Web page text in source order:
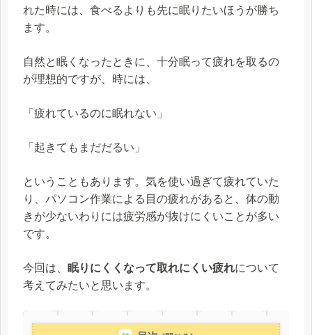
れた時には、食べるよりも先に眠りたいほうが勝ち
ます。
自然と眠くなったときに、十分眠って疲れを取るの
が理想的ですが、時には、
「疲れているのに眠れない」
「起きてもまだだるい」
ということもあります。気を使い過ぎて疲れていた
り、パソコン作業による目の疲れがあると、体の動
きが少ないわりには疲労感が抜けにくいことが多い
です。
今回は、 眠りにくくなって取れにくい疲れについて
考えてみたいと思います。